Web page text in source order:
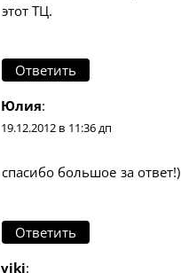
этот ТЦ.
Ответить
Юлия:
19.12.2012 в 11:36 дп
спасибо большое за ответ!)
Ответить
viki: